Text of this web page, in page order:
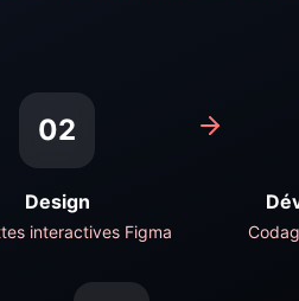
02
Design
interactives Figma